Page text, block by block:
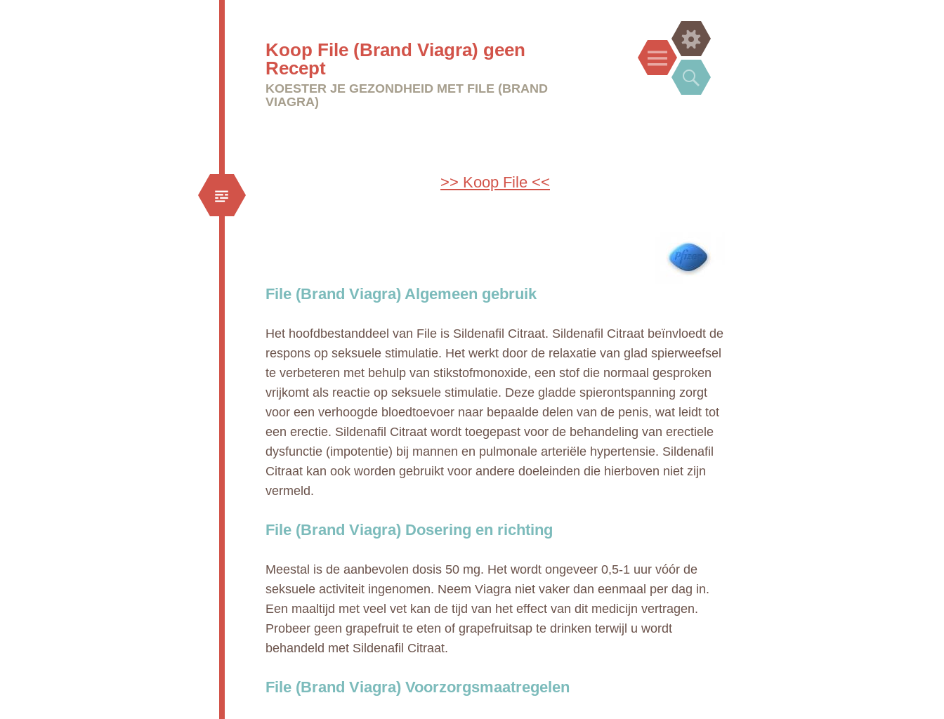
Koop File (Brand Viagra) geen
Recept
KOESTER JE GEZONDHEID MET FILE (BRAND
VIAGRA)
Menu
Widgets
Search
>> Koop File <<
File (Brand Viagra) Algemeen gebruik
Het hoofdbestanddeel van File is Sildenafil Citraat. Sildenafil Citraat beïnvloedt de
respons op seksuele stimulatie. Het werkt door de relaxatie van glad spierweefsel
te verbeteren met behulp van stikstofmonoxide, een stof die normaal gesproken
vrijkomt als reactie op seksuele stimulatie. Deze gladde spierontspanning zorgt
voor een verhoogde bloedtoevoer naar bepaalde delen van de penis, wat leidt tot
een erectie. Sildenafil Citraat wordt toegepast voor de behandeling van erectiele
dysfunctie (impotentie) bij mannen en pulmonale arteriële hypertensie. Sildenafil
Citraat kan ook worden gebruikt voor andere doeleinden die hierboven niet zijn
vermeld.
File (Brand Viagra) Dosering en richting
Meestal is de aanbevolen dosis 50 mg. Het wordt ongeveer 0,5-1 uur vóór de
seksuele activiteit ingenomen. Neem Viagra niet vaker dan eenmaal per dag in.
Een maaltijd met veel vet kan de tijd van het effect van dit medicijn vertragen.
Probeer geen grapefruit te eten of grapefruitsap te drinken terwijl u wordt
behandeld met Sildenafil Citraat.
File (Brand Viagra) Voorzorgsmaatregelen